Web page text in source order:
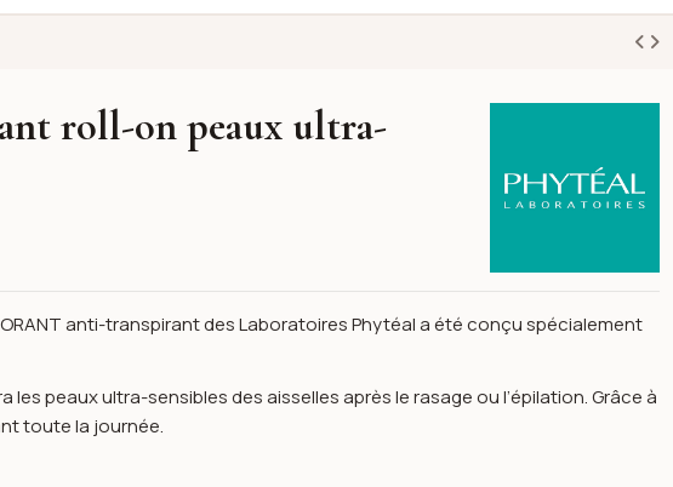
roll-on peaux ultra-
anti-transpirant des Laboratoires Phytéal a été conçu spécialement
les peaux ultra-sensibles des aisselles après le rasage ou l’épilation. Grâce à
toute la journée.